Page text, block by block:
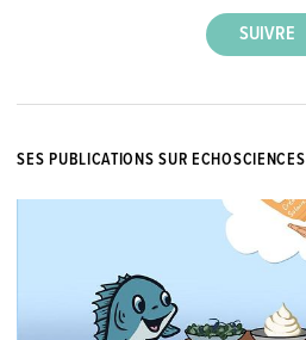
SES PUBLICATIONS SUR ECHOSCIENCES